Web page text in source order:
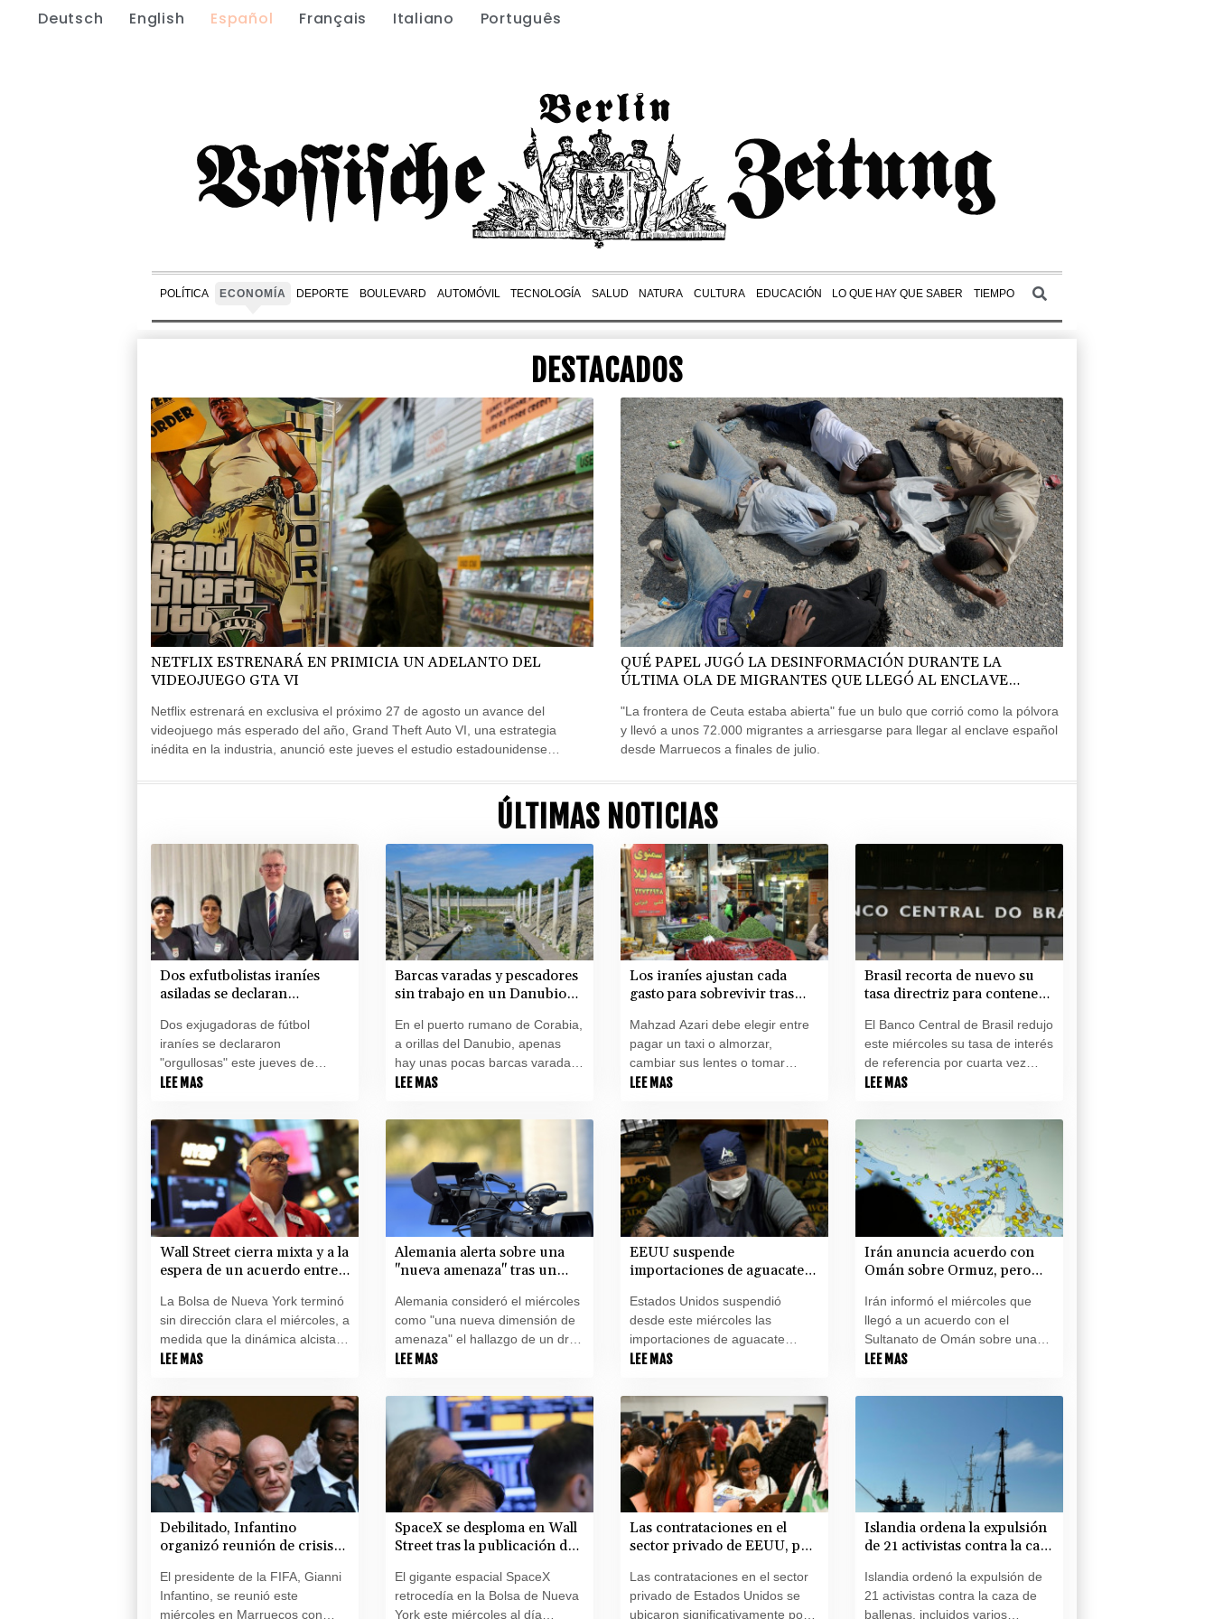
Deutsch English Español Français Italiano Português
POLÍTICA ECONOMÍA DEPORTE BOULEVARD AUTOMÓVIL TECNOLOGÍA SALUD NATURA CULTURA EDUCACIÓN LO QUE HAY QUE SABER TIEMPO
DESTACADOS
NETFLIX ESTRENARÁ EN PRIMICIA UN ADELANTO DEL
VIDEOJUEGO GTA VI
Netflix estrenará en exclusiva el próximo 27 de agosto un avance del
videojuego más esperado del año, Grand Theft Auto VI, una estrategia
inédita en la industria, anunció este jueves el estudio estadounidense
QUÉ PAPEL JUGÓ LA DESINFORMACIÓN DURANTE LA
ÚLTIMA OLA DE MIGRANTES QUE LLEGÓ AL ENCLAVE
"La frontera de Ceuta estaba abierta" fue un bulo que corrió como la pólvora
y llevó a unos 72.000 migrantes a arriesgarse para llegar al enclave español
desde Marruecos a finales de julio.
ÚLTIMAS NOTICIAS
Dos exfutbolistas iraníes
asiladas se declaran
australianas
Dos exjugadoras de fútbol
iraníes se declararon
"orgullosas" este jueves de
haber obtenido la ciudadanía
tildadas de traidoras en su país
por negarse a cantar el himno
nacional antes de un partido, lo
que las obligó a solicitar asilo.
LEE MAS
Barcas varadas y pescadores
sin trabajo en un Danubio
En el puerto rumano de Corabia,
a orillas del Danubio, apenas
hay unas pocas barcas varadas
rodeadas de algas. En plena
es tan bajo que estos botes no
pueden entrar ni salir.
LEE MAS
Los iraníes ajustan cada
gasto para sobrevivir tras
Mahzad Azari debe elegir entre
pagar un taxi o almorzar,
cambiar sus lentes o tomar
clases de inglés. Como ella,
sacrificios para llegar a fin de
mes, en medio de una crisis
económica agravada por más de
cinco meses de guerra con
Estados Unidos.
LEE MAS
Brasil recorta de nuevo su
tasa directriz para contener
El Banco Central de Brasil redujo
este miércoles su tasa de interés
de referencia por cuarta vez
consecutiva, a dos meses de las
que el presidente Luiz Inácio
Lula da Silva buscará la
reelección.
LEE MAS
Wall Street cierra mixta y a la
espera de un acuerdo entre
La Bolsa de Nueva York terminó
sin dirección clara el miércoles, a
medida que la dinámica alcista
de los días anteriores perdía
espera un acuerdo entre
Washington y Teherán.
LEE MAS
Alemania alerta sobre una
"nueva amenaza" tras un
clave para los envíos a
Ucrania
Alemania consideró el miércoles
como "una nueva dimensión de
amenaza" el hallazgo de un dron
con explosivos en un aeropuerto
envíos a Ucrania, país al que
Berlín brinda un firme respaldo
desde el inicio de la invasión
rusa.
LEE MAS
EEUU suspende
importaciones de aguacate
en México
Estados Unidos suspendió
desde este miércoles las
importaciones de aguacate
desde el estado que produce
México, debido a una alerta por
violencia.
LEE MAS
Irán anuncia acuerdo con
Omán sobre Ormuz, pero
dependerá de EEUU
Irán informó el miércoles que
llegó a un acuerdo con el
Sultanato de Omán sobre una
nueva ruta de tránsito para los
Ormuz, del que ambos son
el centro de las tensiones con
LEE MAS
Debilitado, Infantino
organizó reunión de crisis
El presidente de la FIFA, Gianni
Infantino, se reunió este
miércoles en Marruecos con
SpaceX se desploma en Wall
Street tras la publicación de
El gigante espacial SpaceX
retrocedía en la Bolsa de Nueva
York este miércoles al día
Las contrataciones en el
sector privado de EEUU, por
julio (informe)
Las contrataciones en el sector
privado de Estados Unidos se
ubicaron significativamente por
Islandia ordena la expulsión
de 21 activistas contra la caza
Islandia ordenó la expulsión de
21 activistas contra la caza de
ballenas, incluidos varios